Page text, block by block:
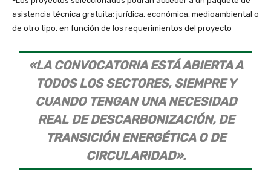
asistencia técnica gratuita; jurídica, económica, medioambiental o
de otro tipo, en función de los requerimientos del proyecto
«LA CONVOCATORIA ESTÁ ABIERTA A
TODOS LOS SECTORES, SIEMPRE Y
CUANDO TENGAN UNA NECESIDAD
REAL DE DESCARBONIZACIÓN, DE
TRANSICIÓN ENERGÉTICA O DE
CIRCULARIDAD».